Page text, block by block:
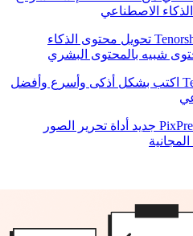
الاصطناعي
تحويل محتوى الذكاء
شبيه بالمحتوى البشري
اكتب بشكل أذكى وأسرع وأفضل
جديد أداة تحرير الصور